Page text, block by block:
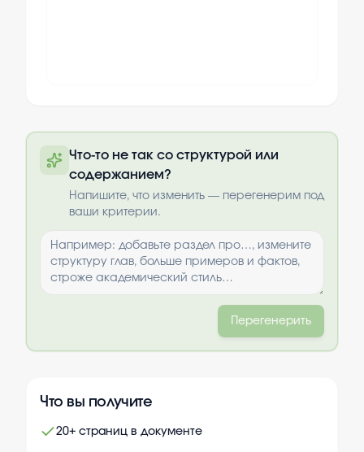
оплаты
Что-то не так со структурой или
содержанием?
Напишите, что изменить — перегенерим под
ваши критерии.
Перегенерить
Что вы получите
20+ страниц в документе